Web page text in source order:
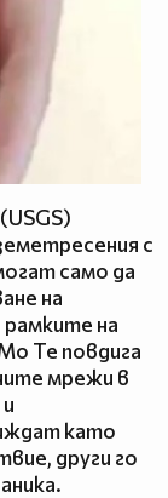
с
само да
на
рамките на
Те повдига
мрежи в
като
други го